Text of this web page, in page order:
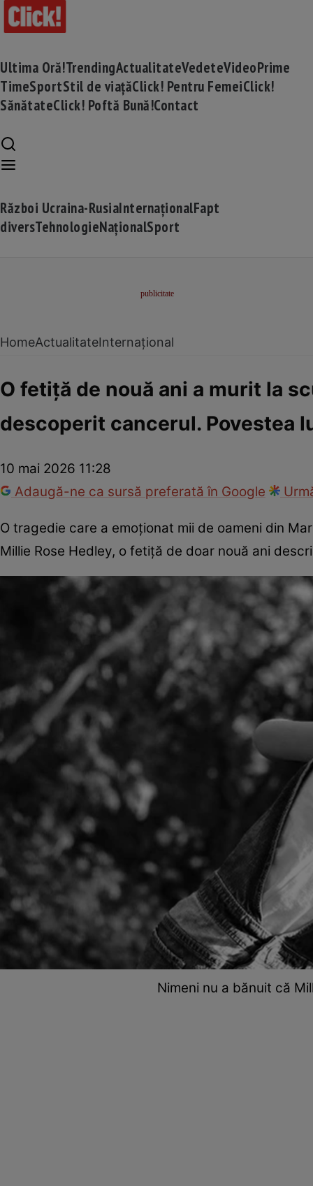
Ultima Oră!TrendingActualitateVedeteVideoPrime
TimeSportStil de viațăClick! Pentru FemeiClick!
SănătateClick! Poftă Bună!Contact
Război Ucraina-RusiaInternaționalFapt
diversTehnologieNaționalSport
HomeActualitateInternațional
O fetiță de nouă ani a murit la
descoperit cancerul. Povestea
10 mai 2026 11:28
Adaugă-ne ca sursă preferată în Google
O tragedie care a emoționat mii de oameni din
Millie Rose Hedley, o fetiță de doar nouă ani
Nimeni nu a bănuit că